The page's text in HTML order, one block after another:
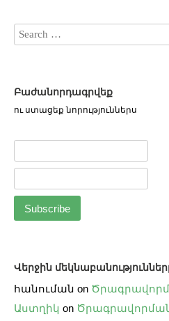
Բաժանորդագրվեք
ու ստացեք նորություններս
Վերջին
հանուման on
Աստղիկ on